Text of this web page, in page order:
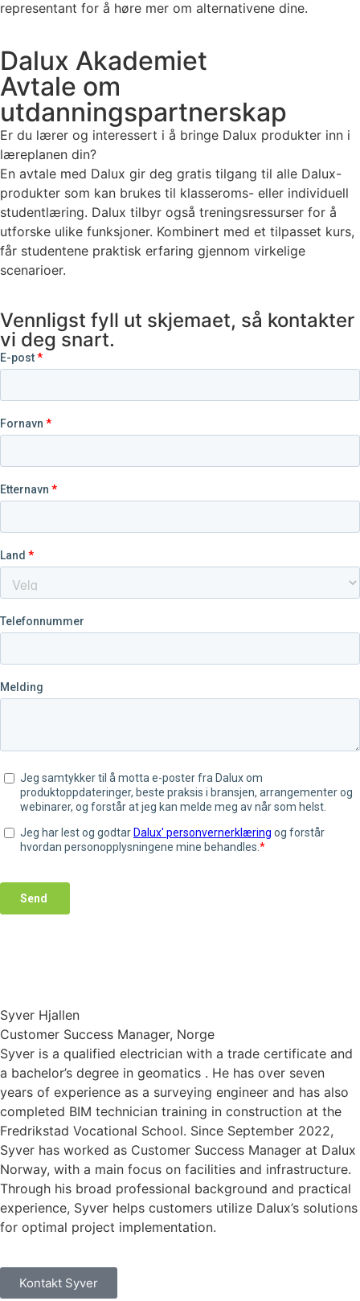
representant for å høre mer om alternativene dine.
Dalux Akademiet
Avtale om
utdanningspartnerskap
Er du lærer og interessert i å bringe Dalux produkter inn i
læreplanen din?
En avtale med Dalux gir deg gratis tilgang til alle Dalux-
produkter som kan brukes til klasseroms- eller individuell
studentlæring. Dalux tilbyr også treningsressurser for å
utforske ulike funksjoner. Kombinert med et tilpasset kurs,
får studentene praktisk erfaring gjennom virkelige
scenarioer.
Vennligst fyll ut skjemaet, så kontakter
vi deg snart.
Syver Hjallen
Customer Success Manager, Norge
Syver is a qualified electrician with a trade certificate and
a bachelor’s degree in geomatics . He has over seven
years of experience as a surveying engineer and has also
completed BIM technician training in construction at the
Fredrikstad Vocational School. Since September 2022,
Syver has worked as Customer Success Manager at Dalux
Norway, with a main focus on facilities and infrastructure.
Through his broad professional background and practical
experience, Syver helps customers utilize Dalux’s solutions
for optimal project implementation.
Kontakt Syver